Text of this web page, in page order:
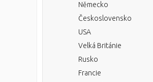
Německo
Československo
USA
Velká Británie
Rusko
Francie